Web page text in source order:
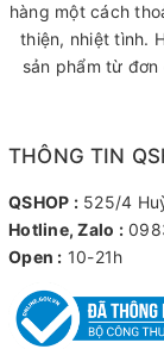
hàng một cách
thiện, nhiệt tình.
sản phẩm từ
THÔNG TIN
QSHOP : 525/4
Hotline, Zalo :
Open : 10-21h